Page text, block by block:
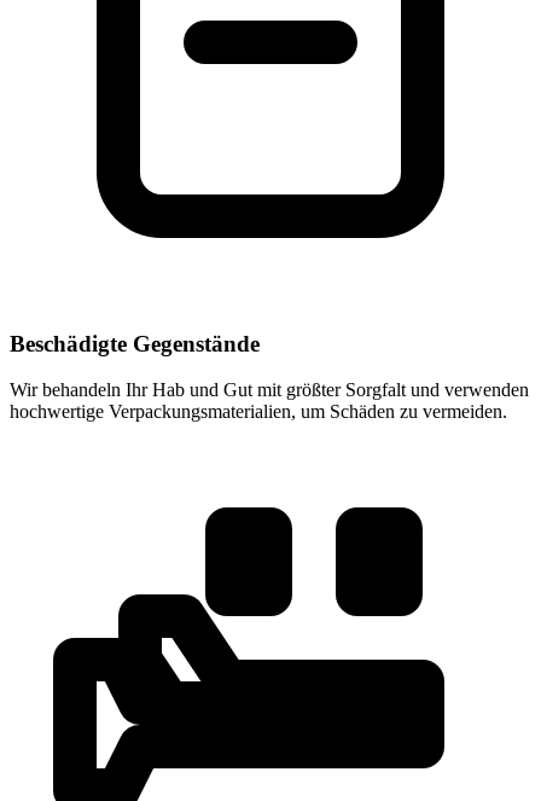
Beschädigte Gegenstände
Wir behandeln Ihr Hab und Gut mit größter Sorgfalt und verwenden
hochwertige Verpackungsmaterialien, um Schäden zu vermeiden.